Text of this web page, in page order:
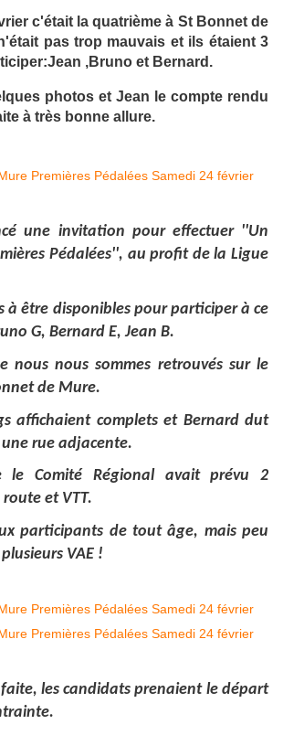
c'était la quatrième à St Bonnet de
pas trop mauvais et ils étaient 3
,Bruno et Bernard.
photos et Jean le compte rendu
à très bonne allure.
une invitation pour effectuer ''Un
Pédalées'', au profit de la Ligue
à être disponibles pour participer à ce
G, Bernard E, Jean B.
nous nous sommes retrouvés sur le
de Mure.
affichaient complets et Bernard dut
rue adjacente.
le Comité Régional avait prévu 2
et VTT.
participants de tout âge, mais peu
VAE !
les candidats prenaient le départ